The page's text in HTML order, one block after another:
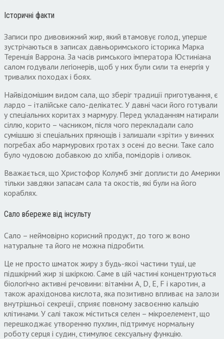
Історичні факти
Записи про дивовижний жир, який втамовує голод, уперше
зустрічаються в записах давньоримського історика Марка
Теренція Варрона. За часів римського імператора Юстиніана
салом годували легіонерів, щоб у них були сили та енергія у
тривалих походах і боях.
Найвідомішим видом сала, що зберіг традиції приготування, є
лардо – італійське сало-делікатес. У давні часи його готували
у спеціальних коритах з мармуру. Перед укладанням натирали
сіллю, корито – часником, після чого перекладали сало
сумішшю зі спеціальних прянощів і залишали «зріти» у вин­них
погребах або мармурових гротах з осені до весни. Таке сало
було чудовою добавкою до хліба, помідорів і оливок.
Вважається, що Христофор Колумб зміг доплисти до Америки
тільки завдяки запасам сала та окостів, які були на його
кораблях.
Сало вбереже від інсульту
Сало – неймовірно корисний продукт, до того ж воно
натуральне та його не можна підробити.
Це не просто шматок жиру з будь-якої частини туші, це
підшкірний жир зі шкіркою. Саме в цій частині концентруються
біологічно активні речовини: вітаміни A, D, E, F і каротин, а
також арахідонова кислота, яка позитивно впливає на залози
внутрішньої секреції, сприяє повному засвоєнню кальцію
клітинами. У салі також міститься селен – мікроелемент, що
перешкоджає утворенню пухлин, підтримує нормальну
роботу серця і судин, стимулює сексуальну функцію.